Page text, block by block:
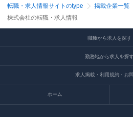
転職・求人情報サイトのtype 掲載企業一覧
株式会社の転職・求人情報
職種から求人を探す
勤務地から求人を探
求人掲載・利用規約・お
ホーム